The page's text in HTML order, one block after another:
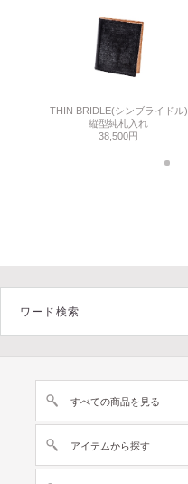
THIN BRIDLE(シンブライドル)
縦型純札入れ
38,500円
すべての商品を見る
アイテムから探す